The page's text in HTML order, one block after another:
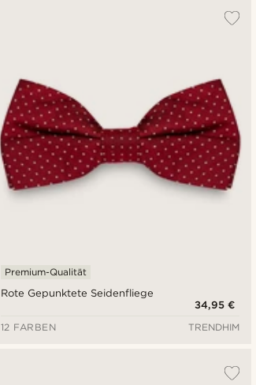
Rote Gepunktete Seidenfliege
Premium-Qualität
34,95 €
12 FARBEN
TRENDHIM